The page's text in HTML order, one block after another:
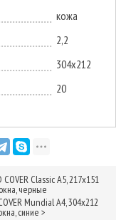
кожа
2,2
304х212
20
Classic А5, 217х151
черные
Mundial А4, 304x212
синие >